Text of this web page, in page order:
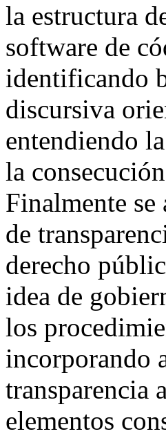
la estructura
software de
identificando
discursiva
entendiendo
la
Finalmente
de
derecho
idea de
los
incorporando
transparencia
elementos